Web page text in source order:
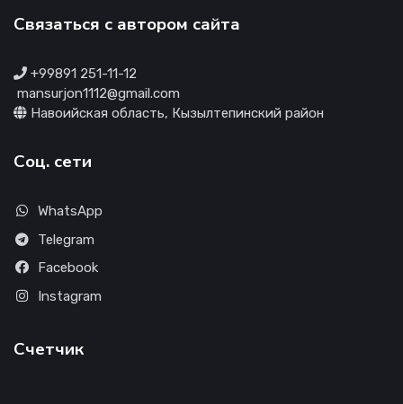
Связаться с автором сайта
+99891 251-11-12
mansurjon1112@gmail.com
Навоийская область, Кызылтепинский район
Соц. сети
WhatsApp
Telegram
Facebook
Instagram
Счетчик